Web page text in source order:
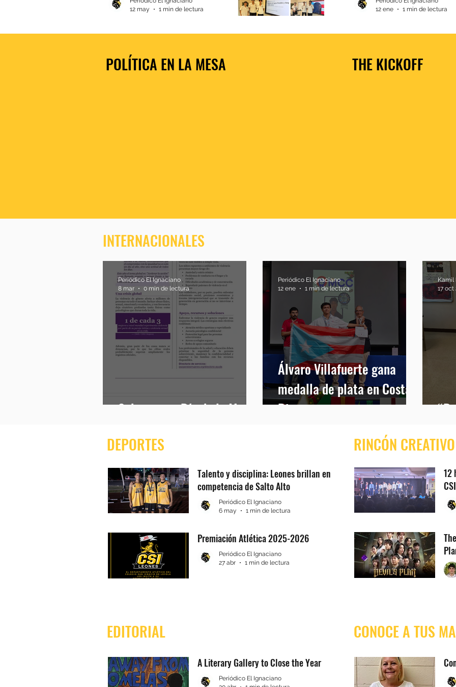
12 may
1 min de lectura
12 ene
1 min de lectura
INTERNACIONALES
8 de marzo: Día de la Mujer
Periódico El Ignaciano
8 mar
0 min de lectura
Álvaro Villafuerte gana
medalla de plata en Costa
Rica
Periódico El Ignaciano
12 ene
1 min de lectura
Kamil
17 oct
POLÍTICA EN LA MESA THE KICKOFF
DEPORTES
Talento y disciplina: Leones brillan en
competencia de Salto Alto
Periódico El Ignaciano
6 may
1 min de lectura
Premiación Atlética 2025-2026
Periódico El Ignaciano
27 abr
1 min de lectura
RINCÓN CREATIVO
12
CSI
EDITORIAL
A Literary Gallery to Close the Year
Periódico El Ignaciano
CONOCE A TUS